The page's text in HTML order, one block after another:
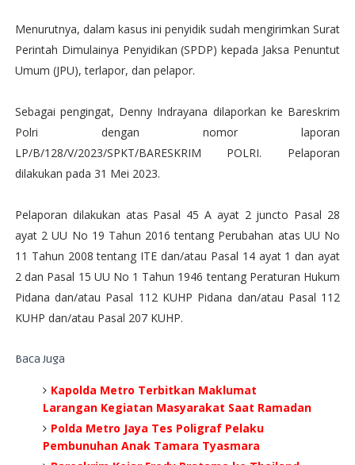
Menurutnya, dalam kasus ini penyidik sudah mengirimkan Surat
Perintah Dimulainya Penyidikan (SPDP) kepada Jaksa Penuntut
Umum (JPU), terlapor, dan pelapor.
Sebagai pengingat, Denny Indrayana dilaporkan ke Bareskrim
Polri dengan nomor laporan
LP/B/128/V/2023/SPKT/BARESKRIM POLRI. Pelaporan
dilakukan pada 31 Mei 2023.
Pelaporan dilakukan atas Pasal 45 A ayat 2 juncto Pasal 28
ayat 2 UU No 19 Tahun 2016 tentang Perubahan atas UU No
11 Tahun 2008 tentang ITE dan/atau Pasal 14 ayat 1 dan ayat
2 dan Pasal 15 UU No 1 Tahun 1946 tentang Peraturan Hukum
Pidana dan/atau Pasal 112 KUHP Pidana dan/atau Pasal 112
KUHP dan/atau Pasal 207 KUHP.
Baca Juga
Kapolda Metro Terbitkan Maklumat
Larangan Kegiatan Masyarakat Saat Ramadan
Polda Metro Jaya Tes Poligraf Pelaku
Pembunuhan Anak Tamara Tyasmara